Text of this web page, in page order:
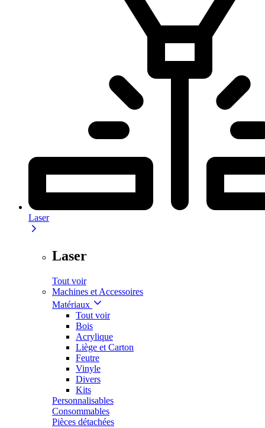
Laser
Laser
Tout voir
Machines et Accessoires
Matériaux
Tout voir
Bois
Acrylique
Liège et Carton
Feutre
Vinyle
Divers
Kits
Personnalisables
Consommables
Pièces détachées